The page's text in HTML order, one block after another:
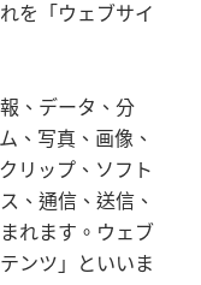
を「ウェブサイ
、データ、分
、写真、画像、
リップ、ソフト
、通信、送信、
れます。ウェブ
ンツ」といいま